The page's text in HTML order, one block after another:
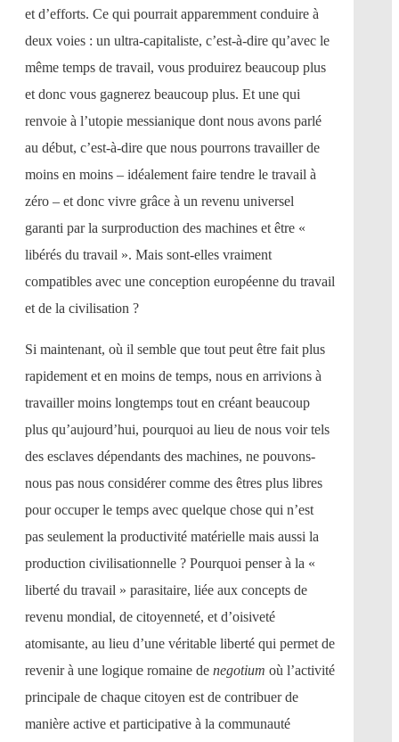
et d’efforts. Ce qui pourrait apparemment conduire à
deux voies : un ultra-capitaliste, c’est-à-dire qu’avec le
même temps de travail, vous produirez beaucoup plus
et donc vous gagnerez beaucoup plus. Et une qui
renvoie à l’utopie messianique dont nous avons parlé
au début, c’est-à-dire que nous pourrons travailler de
moins en moins – idéalement faire tendre le travail à
zéro – et donc vivre grâce à un revenu universel
garanti par la surproduction des machines et être «
libérés du travail ». Mais sont-elles vraiment
compatibles avec une conception européenne du travail
et de la civilisation ?
Si maintenant, où il semble que tout peut être fait plus
rapidement et en moins de temps, nous en arrivions à
travailler moins longtemps tout en créant beaucoup
plus qu’aujourd’hui, pourquoi au lieu de nous voir tels
des esclaves dépendants des machines, ne pouvons-
nous pas nous considérer comme des êtres plus libres
pour occuper le temps avec quelque chose qui n’est
pas seulement la productivité matérielle mais aussi la
production civilisationnelle ? Pourquoi penser à la «
liberté du travail » parasitaire, liée aux concepts de
revenu mondial, de citoyenneté, et d’oisiveté
atomisante, au lieu d’une véritable liberté qui permet de
revenir à une logique romaine de negotium où l’activité
principale de chaque citoyen est de contribuer de
manière active et participative à la communauté